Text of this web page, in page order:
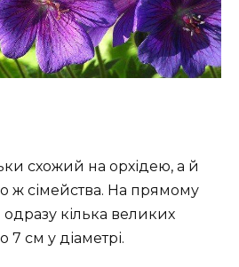
схожий на орхідею, а й
ж сімейства. На прямому
одразу кілька великих
7 см у діаметрі.